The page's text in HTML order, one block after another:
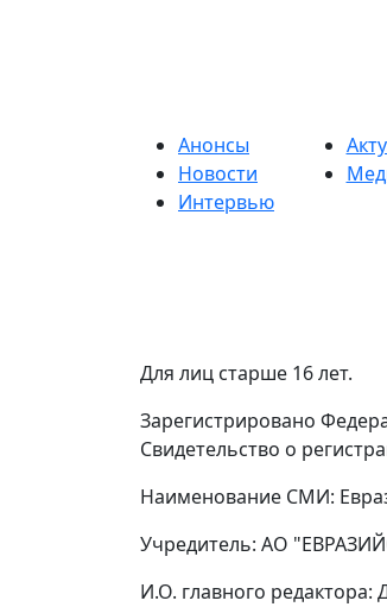
Анонсы
Новости
Интервью
Для лиц старше 16 лет.
Зарегистрировано
Свидетельство о
Наименование СМИ:
Учредитель: АО
И.О. главного